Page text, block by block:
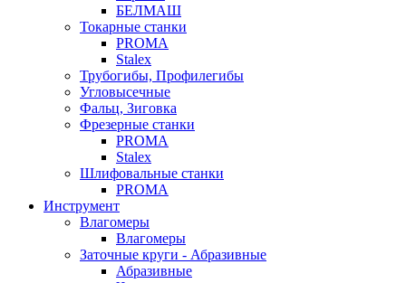
БЕЛМАШ
Токарные станки
PROMA
Stalex
Трубогибы, Профилегибы
Угловысечные
Фальц, Зиговка
Фрезерные станки
PROMA
Stalex
Шлифовальные станки
PROMA
Инструмент
Влагомеры
Влагомеры
Заточные круги - Абразивные
Абразивные